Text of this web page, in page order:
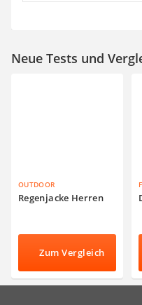
Neue Tests und
OUTDOOR
Regenjacke Herren
Zum Vergleich